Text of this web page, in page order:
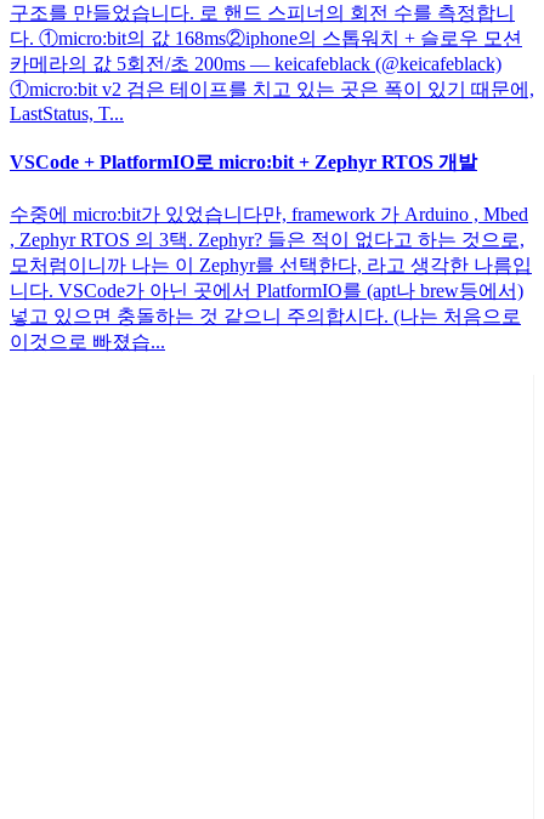
구조를 만들었습니다. 로 핸드 스피너의 회전 수를 측정합니
다. ①micro:bit의 값 168ms②iphone의 스톱워치 + 슬로우 모션
카메라의 값 5회전/초 200ms — keicafeblack (@keicafeblack)
①micro:bit v2 검은 테이프를 치고 있는 곳은 폭이 있기 때문에,
LastStatus, T...
VSCode + PlatformIO로 micro:bit + Zephyr RTOS 개발
수중에 micro:bit가 있었습니다만, framework 가 Arduino , Mbed
, Zephyr RTOS 의 3택. Zephyr? 들은 적이 없다고 하는 것으로,
모처럼이니까 나는 이 Zephyr를 선택한다, 라고 생각한 나름입
니다. VSCode가 아닌 곳에서 PlatformIO를 (apt나 brew등에서)
넣고 있으면 충돌하는 것 같으니 주의합시다. (나는 처음으로
이것으로 빠졌습...